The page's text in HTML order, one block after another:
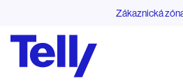
Zákaznická